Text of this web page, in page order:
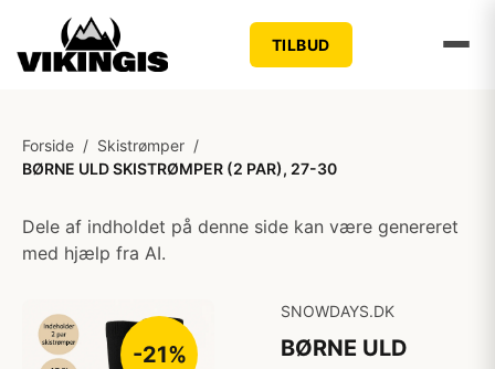
TILBUD
Forside / Skistrømper /
BØRNE ULD SKISTRØMPER (2 PAR), 27-30
Dele af indholdet på denne side kan være genereret
med hjælp fra AI.
-21%
SNOWDAYS.DK
BØRNE ULD